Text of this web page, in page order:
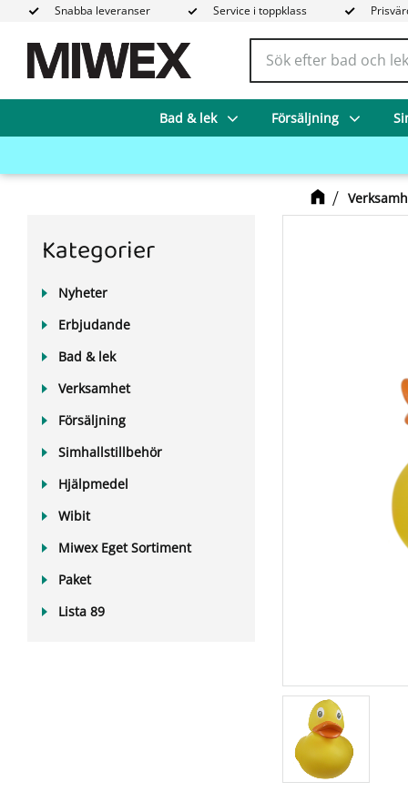
Snabba leveranser Service i toppklass
Bad & lek Försäljning
Kategorier
Nyheter
Erbjudande
Bad & lek
Verksamhet
Försäljning
Simhallstillbehör
Hjälpmedel
Wibit
Miwex Eget Sortiment
Paket
Lista 89